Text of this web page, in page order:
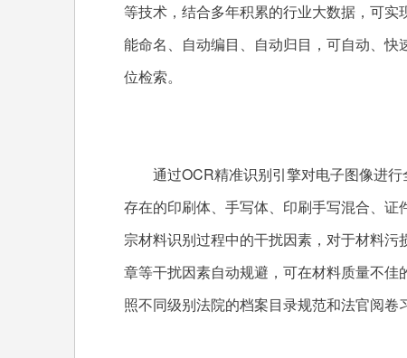
等技术，结合多年积累的行业大数据，可
能命名、自动编目、自动归目，可自动、
位检索。
通过OCR精准识别引擎对电子图像进行
存在的印刷体、手写体、印刷手写混合、
宗材料识别过程中的干扰因素，对于材料
章等干扰因素自动规避，可在材料质量不
照不同级别法院的档案目录规范和法官阅卷